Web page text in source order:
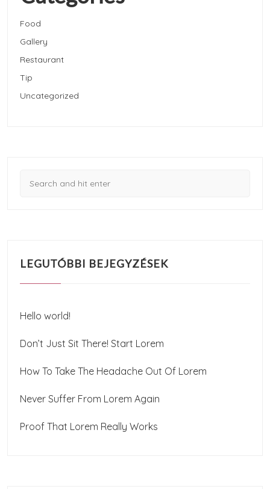
Food
Gallery
Restaurant
Tip
Uncategorized
LEGUTÓBBI BEJEGYZÉSEK
Hello world!
Don’t Just Sit There! Start Lorem
How To Take The Headache Out Of Lorem
Never Suffer From Lorem Again
Proof That Lorem Really Works